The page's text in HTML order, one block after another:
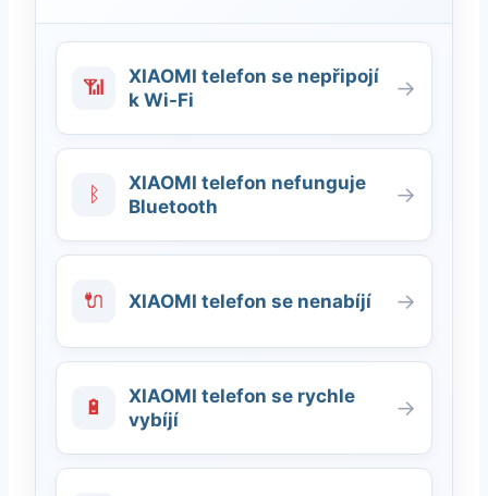
📶
XIAOMI telefon se nepřipojí
k Wi-Fi
→
ᛒ
XIAOMI telefon nefunguje
Bluetooth
→
🔌 XIAOMI telefon se nenabíjí →
🔋
XIAOMI telefon se rychle
vybíjí
→